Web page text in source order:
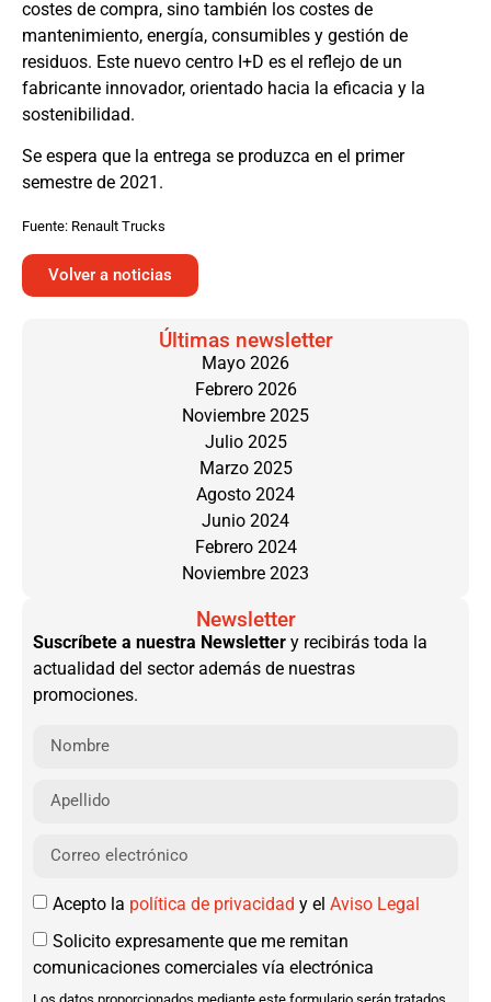
costes de compra, sino también los costes de
mantenimiento, energía, consumibles y gestión de
residuos. Este nuevo centro I+D es el reflejo de un
fabricante innovador, orientado hacia la eficacia y la
sostenibilidad.
Se espera que la entrega se produzca en el primer
semestre de 2021.
Fuente: Renault Trucks
Volver a noticias
Últimas newsletter
Mayo 2026
Febrero 2026
Noviembre 2025
Julio 2025
Marzo 2025
Agosto 2024
Junio 2024
Febrero 2024
Noviembre 2023
Newsletter
Suscríbete a nuestra Newsletter y recibirás toda la
actualidad del sector además de nuestras
promociones.
Acepto la política de privacidad y el Aviso Legal
Solicito expresamente que me remitan
comunicaciones comerciales vía electrónica